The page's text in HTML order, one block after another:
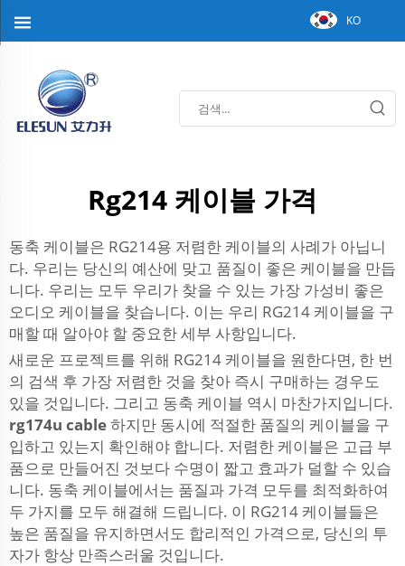
KO
Rg214 케이블 가격
동축 케이블은 RG214용 저렴한 케이블의 사례가 아닙니
다. 우리는 당신의 예산에 맞고 품질이 좋은 케이블을 만듭
니다. 우리는 모두 우리가 찾을 수 있는 가장 가성비 좋은
오디오 케이블을 찾습니다. 이는 우리 RG214 케이블을 구
매할 때 알아야 할 중요한 세부 사항입니다.
새로운 프로젝트를 위해 RG214 케이블을 원한다면, 한 번
의 검색 후 가장 저렴한 것을 찾아 즉시 구매하는 경우도
있을 것입니다. 그리고 동축 케이블 역시 마찬가지입니다.
rg174u cable하지만 동시에 적절한 품질의 케이블을 구
입하고 있는지 확인해야 합니다. 저렴한 케이블은 고급 부
품으로 만들어진 것보다 수명이 짧고 효과가 덜할 수 있습
니다. 동축 케이블에서는 품질과 가격 모두를 최적화하여
두 가지를 모두 해결해 드립니다. 이 RG214 케이블들은
높은 품질을 유지하면서도 합리적인 가격으로, 당신의 투
자가 항상 만족스러울 것입니다.